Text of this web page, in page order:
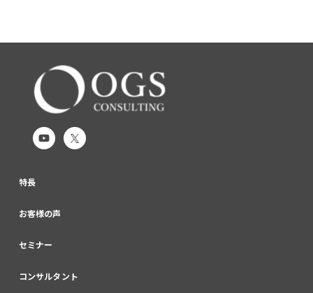
特長
お客様の声
セミナー
コンサルタント